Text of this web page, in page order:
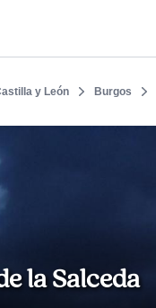
y León Burgos
la Salceda